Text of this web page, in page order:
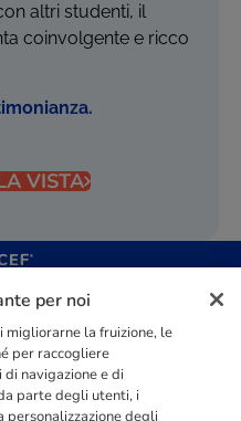
altri studenti, il
coinvolgente e ricco
VISTA
europeanella
lavoro con più di
Portogallo e Italia.
per noi
migliorarne la fruizione, le
per raccogliere
navigazione e di
parte degli utenti, i
personalizzazione degli